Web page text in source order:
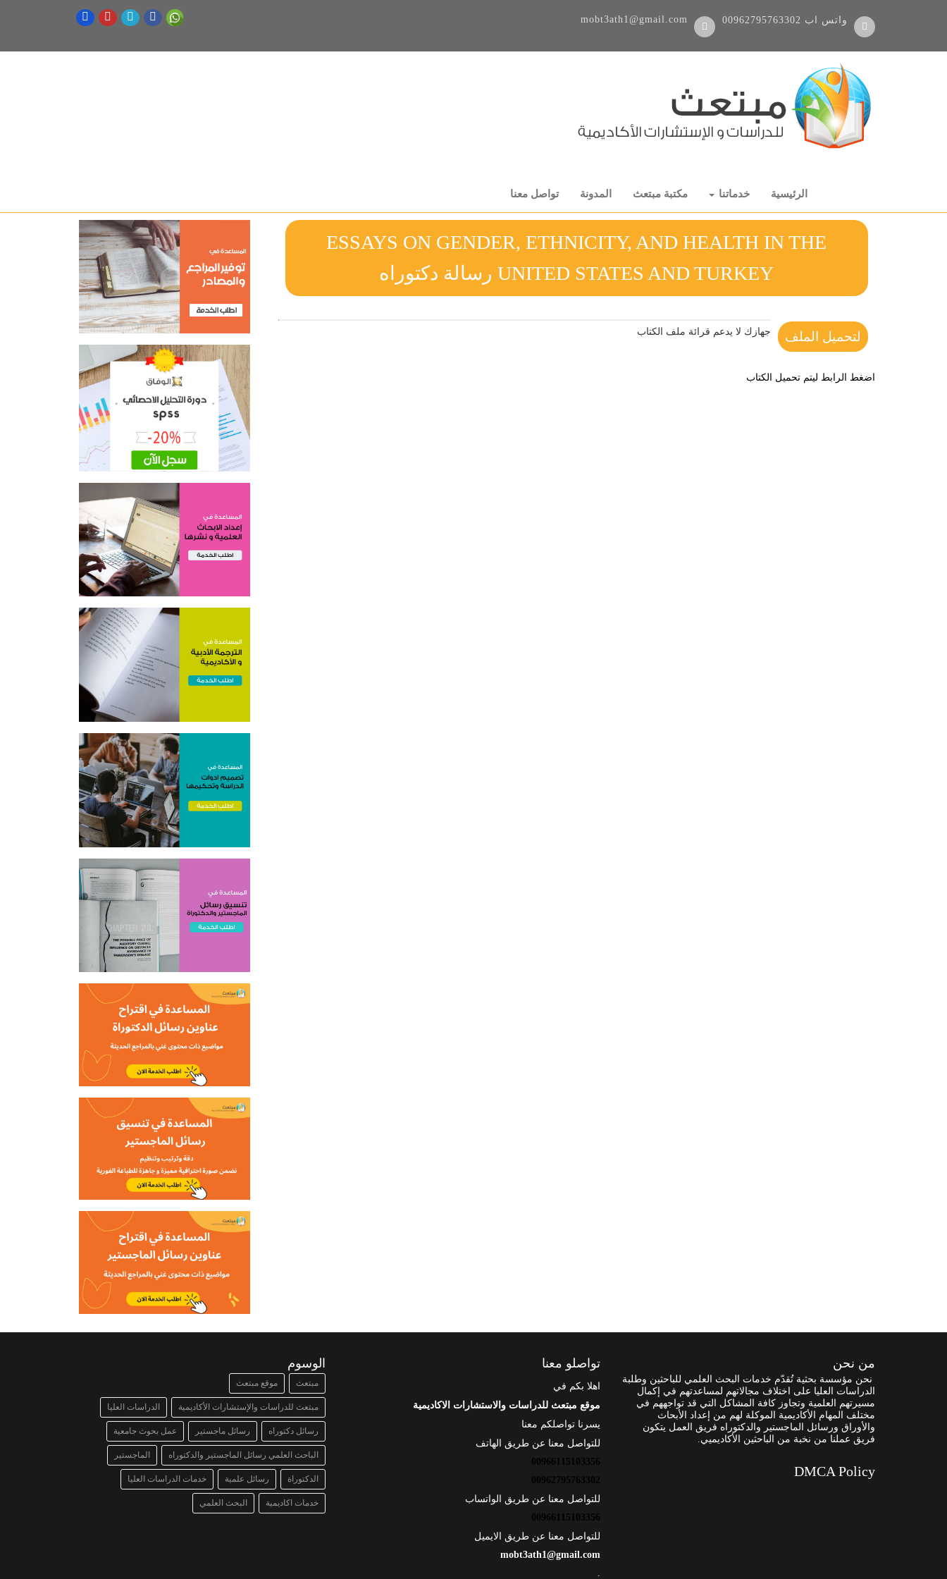
00962795763302 واتس اب mobt3ath1@gmail.com
الرئيسية خدماتنا مكتبة مبتعث المدونة تواصل معنا
ESSAYS ON GENDER, ETHNICITY, AND HEALTH IN THE
UNITED STATES AND TURKEY رسالة دكتوراه
لتحميل الملف جهازك لا يدعم قرائة ملف الكتاب
اضغط الرابط ليتم تحميل الكتاب
من نحن
نحن مؤسسة بحثية تُقدّم خدمات البحث العلمي للباحثين وطلبة
الدراسات العليا على اختلاف مجالاتهم لمساعدتهم في إكمال
مسيرتهم العلمية وتجاوز كافة المشاكل التي قد تواجههم في
مختلف المهام الأكاديمية الموكلة لهم من إعداد الأبحاث
والأوراق ورسائل الماجستير والدكتوراه فريق العمل يتكون
فريق عملنا من نخبة من الباحثين الأكاديميي.
DMCA Policy
تواصلو معنا
اهلا بكم في
موقع مبتعث للدراسات والاستشارات الاكاديمية
يسرنا تواصلكم معنا
للتواصل معنا عن طريق الهاتف
00966115103356
00962795763302
للتواصل معنا عن طريق الواتساب
00966115103356
للتواصل معنا عن طريق الايميل
mobt3ath1@gmail.com
الوسوم
مبتعث موقع مبتعث
مبتعث للدراسات والإستشارات الأكاديمية الدراسات العليا
رسائل دكتوراه رسائل ماجستير عمل بحوث جامعية
الباحث العلمي رسائل الماجستير والدكتوراه الماجستير
الدكتوراة رسائل علمية خدمات الدراسات العليا
خدمات اكاديمية البحث العلمي